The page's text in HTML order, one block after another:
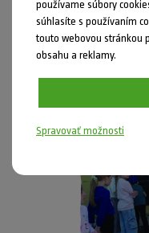
15.05.2025
Deň vo
Skvelý tip na
používame súbory
súhlasíte s používaním
touto webovou stránkou
obsahu a reklamy.
Spravovať možnosti